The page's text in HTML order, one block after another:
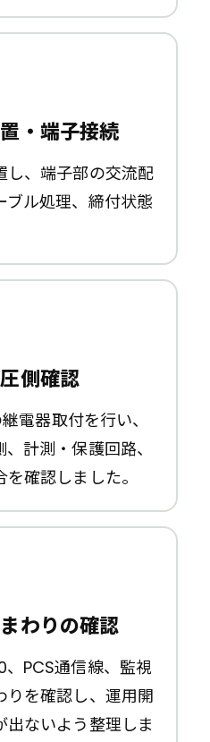
・端子接続
し、端子部の交流配
ル処理、締付状態
側確認
電器取付を行い、
計測・保護回路、
確認しました。
わりの確認
PCS通信線、監視
りを確認し、運用開
ないよう整理しま